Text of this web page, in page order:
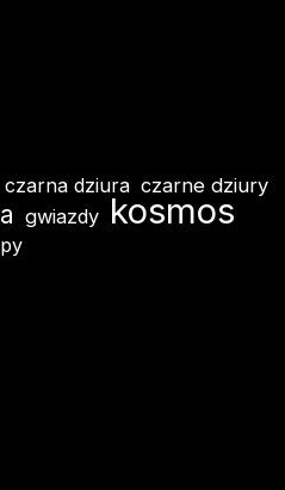
czarna dziura czarne dziury
gwiazdy kosmos